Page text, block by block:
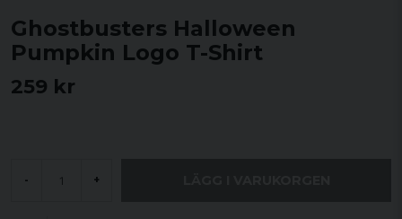
Ghostbusters Halloween
Pumpkin Logo T-Shirt
259 kr
- +